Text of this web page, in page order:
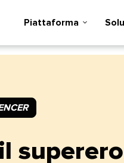
Piattaforma​​